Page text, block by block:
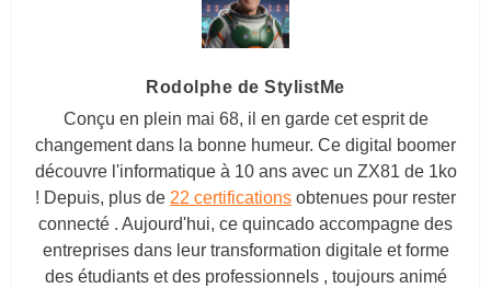
Rodolphe de StylistMe
Conçu en plein mai 68, il en garde cet esprit de
changement dans la bonne humeur. Ce digital boomer
découvre l'informatique à 10 ans avec un ZX81 de 1ko
! Depuis, plus de 22 certifications obtenues pour rester
connecté . Aujourd'hui, ce quincado accompagne des
entreprises dans leur transformation digitale et forme
des étudiants et des professionnels , toujours animé